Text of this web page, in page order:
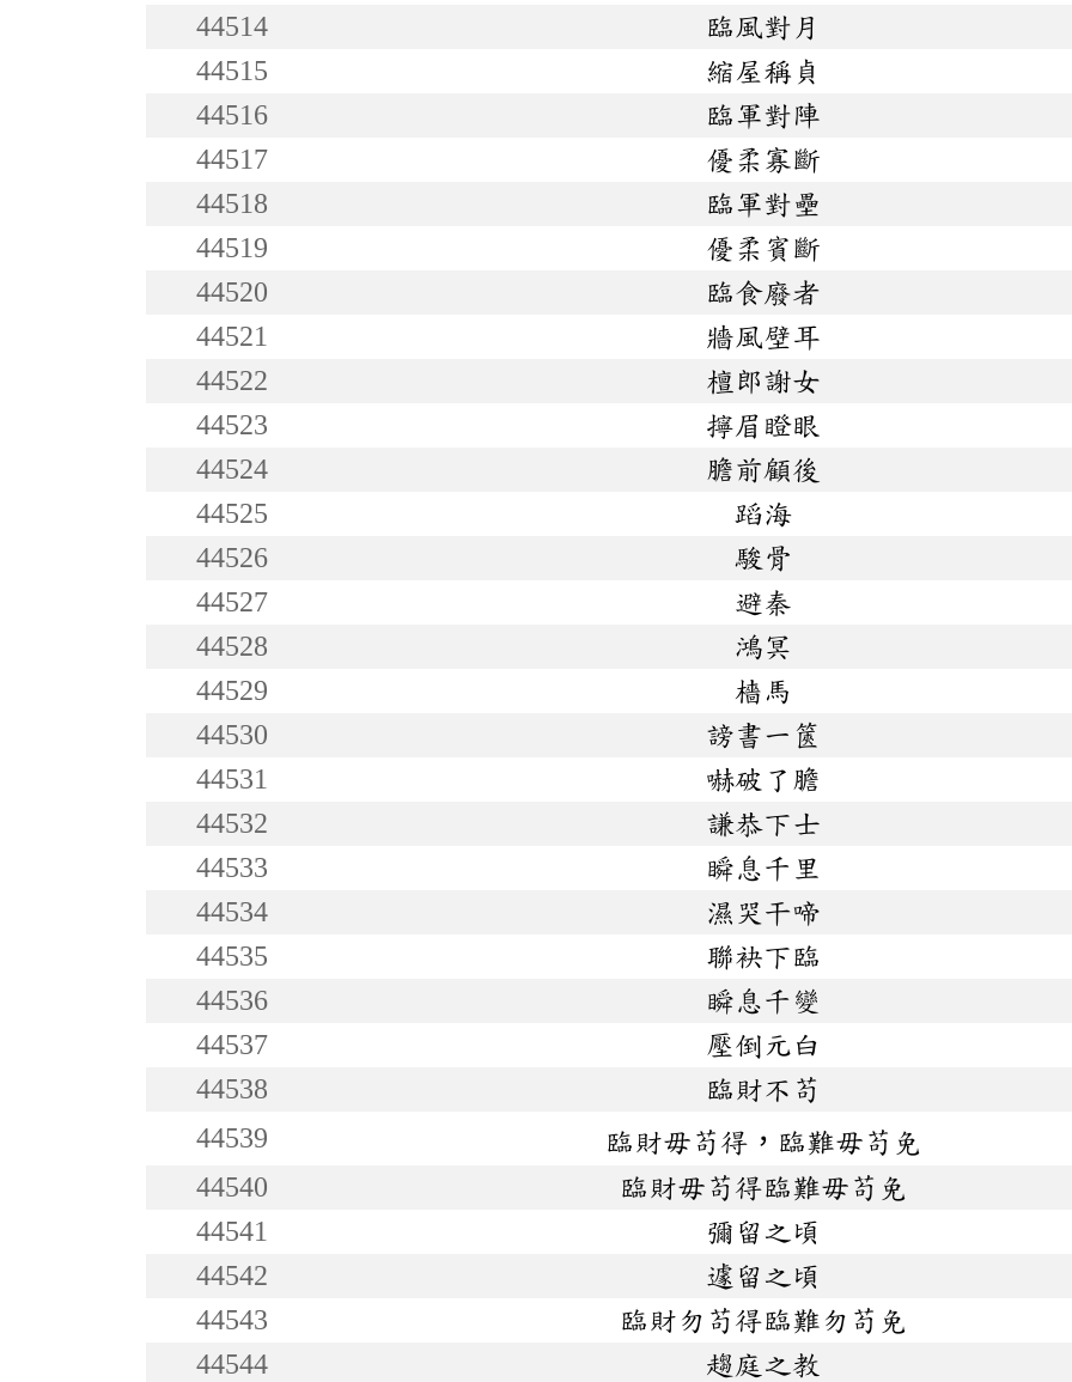
44514
臨風對月
44515
縮屋稱貞
44516
臨軍對陣
44517
優柔寡斷
44518
臨軍對壘
44519
優柔賓斷
44520
臨食廢者
44521
牆風壁耳
44522
檀郎謝女
44523
擰眉瞪眼
44524
膽前顧後
44525
蹈海
44526
駿骨
44527
避秦
44528
鴻冥
44529
檣馬
44530
謗書一篋
44531
嚇破了膽
44532
謙恭下士
44533
瞬息千里
44534
濕哭干啼
44535
聯袂下臨
44536
瞬息千變
44537
壓倒元白
44538
臨財不苟
44539
臨財毋苟得，臨難毋苟免
44540
臨財毋苟得臨難毋苟免
44541
彌留之頃
44542
遽留之頃
44543
臨財勿苟得臨難勿苟免
44544
趨庭之教